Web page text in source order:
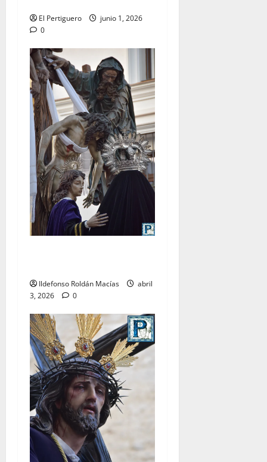
El Pertiguero
junio 1, 2026
0
Ildefonso Roldán Macías
abril
3, 2026
0